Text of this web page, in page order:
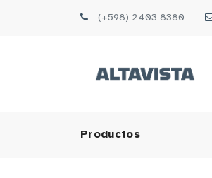
(+598) 2403 8380
Productos